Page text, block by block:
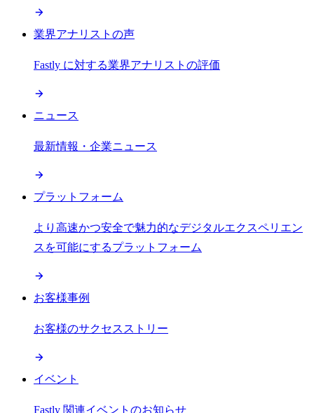
業界アナリストの声
Fastly に対する業界アナリストの評価
ニュース
最新情報・企業ニュース
プラットフォーム
より高速かつ安全で魅力的なデジタルエクスペリエン
スを可能にするプラットフォーム
お客様事例
お客様のサクセスストリー
イベント
Fastly 関連イベントのお知らせ